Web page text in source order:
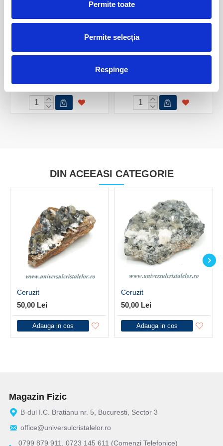
Permite toate
Permite selecția
Respinge
50,00 Lei
50,00 Lei
DIN ACEEASI CATEGORIE
Ceruzit
50,00 Lei
Adauga in cos
Ceruzit
50,00 Lei
Adauga in cos
Magazin Fizic
B-dul I.C. Bratianu nr. 5, Bucuresti, Sector 3
office@universulcristalelor.ro
0799 879 911, 0723 145 611 (Comenzi Telefonice)